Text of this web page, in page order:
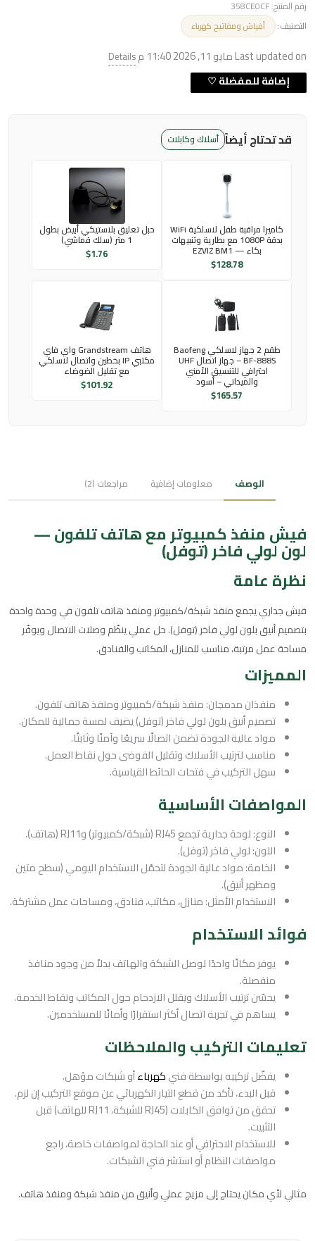
رقم المنتج:358CE0CF
التصنيف:
أفياش ومفاتيح كهرباء
Last updated on مايو 11, 2026 11:40 م Details
قد تحتاج أيضاً أسلاك وكابلات
كاميرا مراقبة طفل لاسلكية WiFi
بدقة 1080P مع بطارية وتنبيهات
بكاء — EZVIZ BM1
$128.78
حبل تعليق بلاستيكي أبيض بطول
1 متر (سلك قماشي)
$1.76
طقم 2 جهاز لاسلكي Baofeng
BF-888S – جهاز اتصال UHF
احترافي للتنسيق الأمني
والميداني – أسود
$165.57
هاتف Grandstream واي فاي
مكتبي IP بخطين واتصال لاسلكي
مع تقليل الضوضاء
$101.92
الوصف معلومات إضافية مراجعات (2)
فيش منفذ كمبيوتر مع هاتف تلفون —
لون لولي فاخر (توفل)
نظرة عامة
فيش جداري يجمع منفذ شبكة/كمبيوتر ومنفذ هاتف تلفون في وحدة واحدة
بتصميم أنيق بلون لولي فاخر (توفل). حل عملي ينظّم وصلات الاتصال ويوفّر
مساحة عمل مرتبة، مناسب للمنازل، المكاتب والفنادق.
المميزات
منفذان مدمجان: منفذ شبكة/كمبيوتر ومنفذ هاتف تلفون.
تصميم أنيق بلون لولي فاخر (توفل) يضيف لمسة جمالية للمكان.
مواد عالية الجودة تضمن اتصالًا سريعًا وآمنًا وثابتًا.
مناسب لترتيب الأسلاك وتقليل الفوضى حول نقاط العمل.
سهل التركيب في فتحات الحائط القياسية.
المواصفات الأساسية
النوع: لوحة جدارية تجمع RJ45 (شبكة/كمبيوتر) وRJ11 (هاتف).
اللون: لولي فاخر (توفل).
الخامة: مواد عالية الجودة لتحمّل الاستخدام اليومي (سطح متين
ومظهر أنيق).
الاستخدام الأمثل: منازل، مكاتب، فنادق، ومساحات عمل مشتركة.
فوائد الاستخدام
يوفر مكانًا واحدًا لوصل الشبكة والهاتف بدلاً من وجود منافذ
منفصلة.
يحسّن ترتيب الأسلاك ويقلل الازدحام حول المكاتب ونقاط الخدمة.
يساهم في تجربة اتصال أكثر استقرارًا وأمانًا للمستخدمين.
تعليمات التركيب والملاحظات
يفضّل تركيبه بواسطة فنيكهرباءأو شبكات مؤهل.
قبل البدء، تأكد من قطع التيار الكهربائي عن موقع التركيب إن لزم.
تحقق من توافق الكابلات (RJ45 للشبكة، RJ11 للهاتف) قبل
التثبيت.
للاستخدام الاحترافي أو عند الحاجة لمواصفات خاصة، راجع
مواصفات النظام أو استشر فني الشبكات.
مثالي لأي مكان يحتاج إلى مزيج عملي وأنيق من منفذ شبكة ومنفذ هاتف.